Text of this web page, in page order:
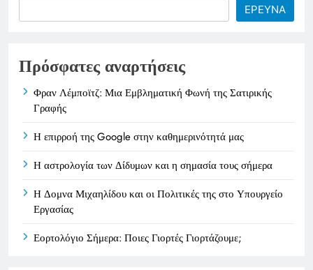
ΕΡΕΥΝΑ
Πρόσφατες αναρτήσεις
Φραν Λέμποϊτζ: Μια Εμβληματική Φωνή της Σατιρικής
Γραφής
Η επιρροή της Google στην καθημερινότητά μας
Η αστρολογία των Δίδυμων και η σημασία τους σήμερα
Η Δομνα Μιχαηλίδου και οι Πολιτικές της στο Υπουργείο
Εργασίας
Εορτολόγιο Σήμερα: Ποιες Γιορτές Γιορτάζουμε;